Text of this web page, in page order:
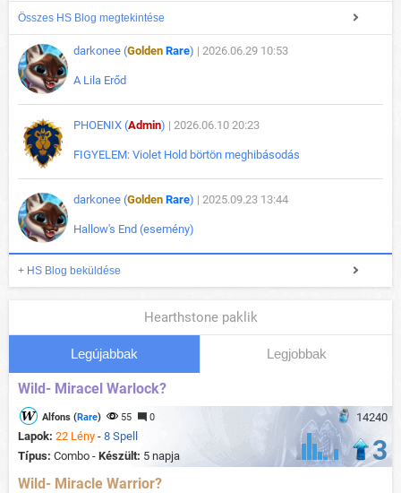
Összes HS Blog megtekintése
darkonee (Golden Rare) | 2026.06.29 10:53
A Lila Erőd
PHOENIX (Admin) | 2026.06.10 20:23
FIGYELEM: Violet Hold börtön meghibásodás
darkonee (Golden Rare) | 2025.09.23 13:44
Hallow's End (esemény)
+ HS Blog beküldése
Hearthstone paklik
Legújabbak Legjobbak
Wild- Miracel Warlock?
14240
Alfons (Rare) 55 0
Lapok: 22 Lény - 8 Spell
Típus: Combo - Készült: 5 napja 3
Wild- Miracle Warrior?